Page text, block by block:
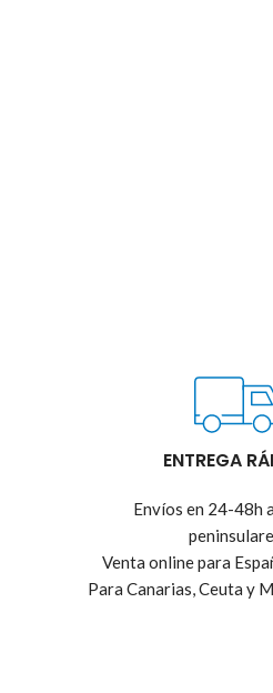
ENTREGA
Envíos en 24-48h
Venta online para
Para Canarias, Ceuta y